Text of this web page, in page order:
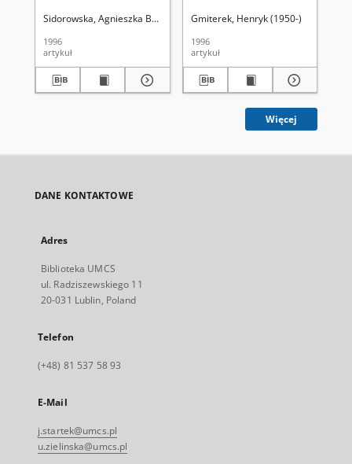
Sidorowska, Agnieszka Beata
1996
artykuł
Gmiterek, Henryk (1950-)
1996
artykuł
Więcej
DANE KONTAKTOWE
Adres
Biblioteka UMCS
ul. Radziszewskiego 11
20-031 Lublin, Poland
Telefon
(+48) 81 537 58 93
E-Mail
j.startek@umcs.pl
u.zielinska@umcs.pl